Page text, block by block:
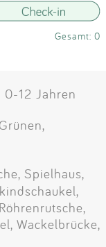
Gesamt: 0
0-12 Jahren
Spielhaus,
Wackelbrücke,